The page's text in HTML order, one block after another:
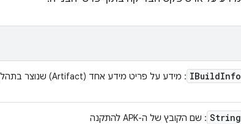
IBuildInfo : מידע על פריט מידע אחד (Artifact) שנוצר בתהליך פיתוח
String : שם הקובץ של ה-APK להתקנה